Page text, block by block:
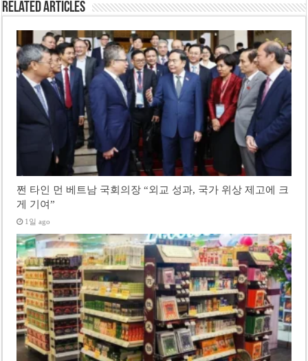
Related Articles
쩐 타인 먼 베트남 국회의장 “외교 성과, 국가 위상 제고에 크
게 기여”
1일 ago